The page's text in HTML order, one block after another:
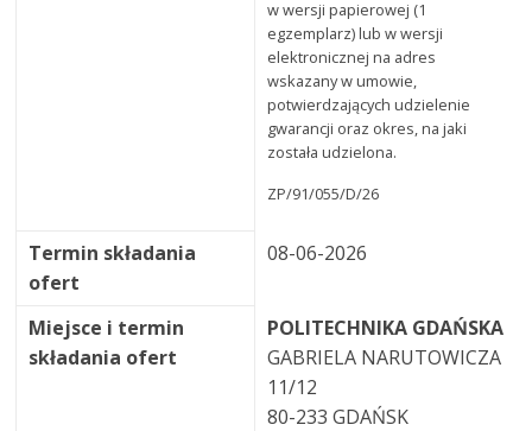
w wersji papierowej (1
egzemplarz) lub w wersji
elektronicznej na adres
wskazany w umowie,
potwierdzających udzielenie
gwarancji oraz okres, na jaki
została udzielona.
ZP/91/055/D/26
Termin składania
ofert
08-06-2026
Miejsce i termin
składania ofert
POLITECHNIKA GDAŃSKA
GABRIELA NARUTOWICZA
11/12
80-233 GDAŃSK